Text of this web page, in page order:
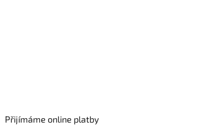
Přijímáme online platby